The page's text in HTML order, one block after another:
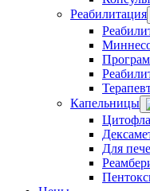
Реабилитация
Капельницы
Для